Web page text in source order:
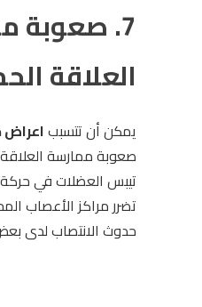
7. صعوبة
العلاقة
يمكن أن تتسبباعراض
صعوبة ممارسة العلاقة
تيبس العضلات في
تضرر مراكز الأعصاب
حدوث الانتصاب لدى